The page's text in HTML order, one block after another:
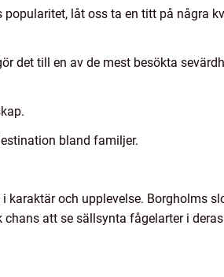
popularitet, låt oss ta en titt på några
det till en av de mest besökta
bland familjer.
karaktär och upplevelse. Borgholms
att se sällsynta fågelarter i